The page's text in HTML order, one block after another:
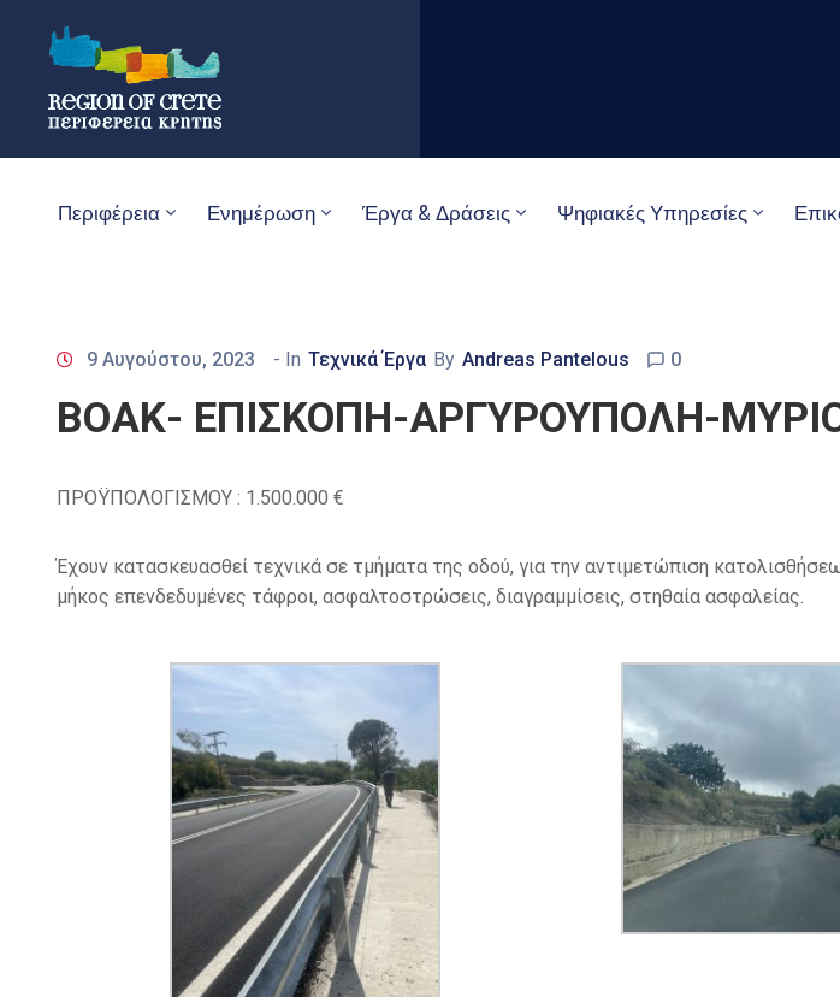
Περιφέρεια Ενημέρωση Έργα & Δράσεις Ψηφιακές Υπηρεσίες
9 Αυγούστου, 2023 - In Τεχνικά Έργα By Andreas Pantelous 0
ΒΟΑΚ- ΕΠΙΣΚΟΠΗ-ΑΡΓΥΡΟΥΠΟΛΗ-
ΠΡΟΫΠΟΛΟΓΙΣΜΟΥ : 1.500.000 €
Έχουν κατασκευασθεί τεχνικά σε τμήματα της οδού, για την αντιμετώπιση
μήκος επενδεδυμένες τάφροι, ασφαλτοστρώσεις, διαγραμμίσεις, στηθαία ασφαλείας.